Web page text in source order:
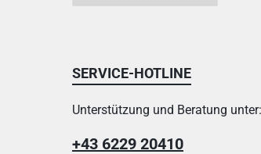
SERVICE-HOTLINE
Unterstützung und Beratung unter:
+43 6229 20410